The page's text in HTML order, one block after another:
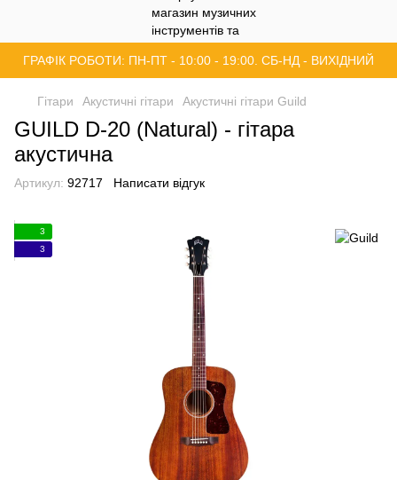
ГРАФІК РОБОТИ: ПН-ПТ - 10:00 - 19:00. СБ-НД - ВИХІДНИЙ
Гітари Акустичні гітари Акустичні гітари Guild
GUILD D-20 (Natural) - гітара
акустична
Артикул: 92717 Написати відгук
3
3